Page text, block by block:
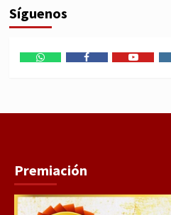
Síguenos
Premiación